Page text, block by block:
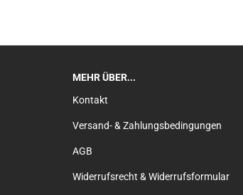
MEHR ÜBER...
Kontakt
Versand- & Zahlungsbedingungen
AGB
Widerrufsrecht & Widerrufsformular